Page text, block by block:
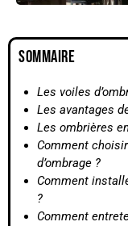
SOMMAIRE
Les voiles
Les avantages
Les ombrières
Comment
d’ombrage ?
Comment
?
Comment